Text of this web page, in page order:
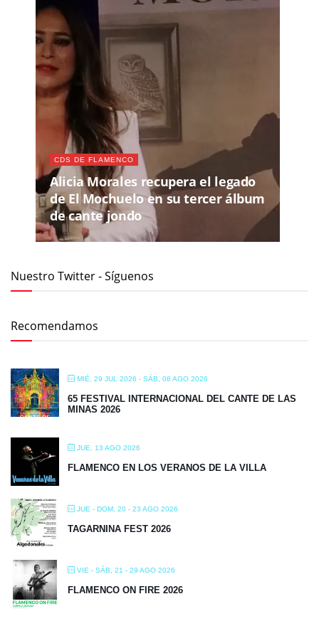
CDS DE FLAMENCO
Alicia Morales recupera el legado
de El Mochuelo en su tercer álbum
de cante jondo
Nuestro Twitter - Síguenos
Recomendamos
MIÉ, 29 JUL 2026 - SÁB, 08 AGO 2026
65 FESTIVAL INTERNACIONAL DEL CANTE DE LAS
MINAS 2026
JUE, 13 AGO 2026
FLAMENCO EN LOS VERANOS DE LA VILLA
JUE - DOM, 20 - 23 AGO 2026
TAGARNINA FEST 2026
VIE - SÁB, 21 - 29 AGO 2026
FLAMENCO ON FIRE 2026